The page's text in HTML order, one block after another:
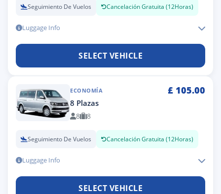
Seguimiento De Vuelos Cancelación Gratuita (12Horas)
Luggage Info
SELECT VEHICLE
ECONOMÍA £ 105.00
8 Plazas
8 8
Seguimiento De Vuelos Cancelación Gratuita (12Horas)
Luggage Info
SELECT VEHICLE